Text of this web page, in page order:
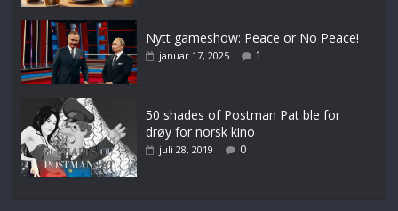
Nytt gameshow: Peace or No Peace!
januar 17, 2025 1
50 shades of Postman Pat ble for
drøy for norsk kino
juli 28, 2019 0